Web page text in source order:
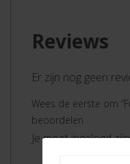
Reviews
Er zijn nog geen
Wees de eerste om
beoordelen
Je moet ingelogd